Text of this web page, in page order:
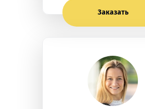
Заказать